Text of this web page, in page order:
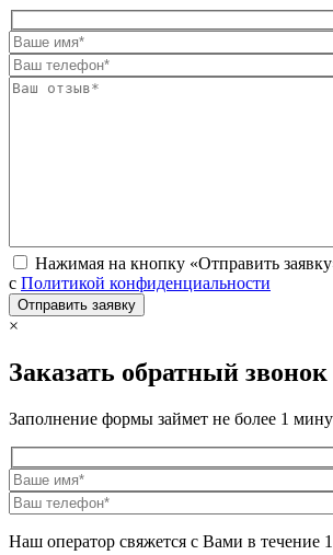
Нажимая на кнопку «Отправить
с Политикой конфиденциальности
×
Заказать обратный звонок
Заполнение формы займет не более 1
Наш оператор свяжется с Вами в течение